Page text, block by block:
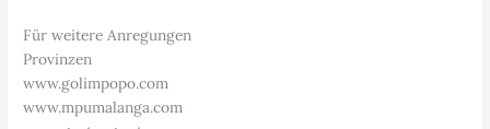
Für weitere Anregungen
Provinzen
www.golimpopo.com
www.mpumalanga.com